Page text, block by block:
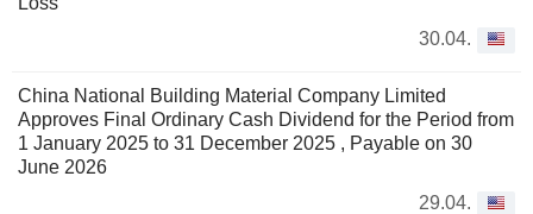
30.04.
China National Building Material Company Limited
Approves Final Ordinary Cash Dividend for the Period from
1 January 2025 to 31 December 2025 , Payable on 30
June 2026
29.04.